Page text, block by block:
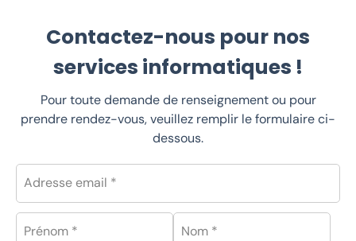
Contactez-nous pour nos
services informatiques !
Pour toute demande de renseignement ou pour
prendre rendez-vous, veuillez remplir le formulaire ci-
dessous.
Adresse email *
Prénom * Nom *